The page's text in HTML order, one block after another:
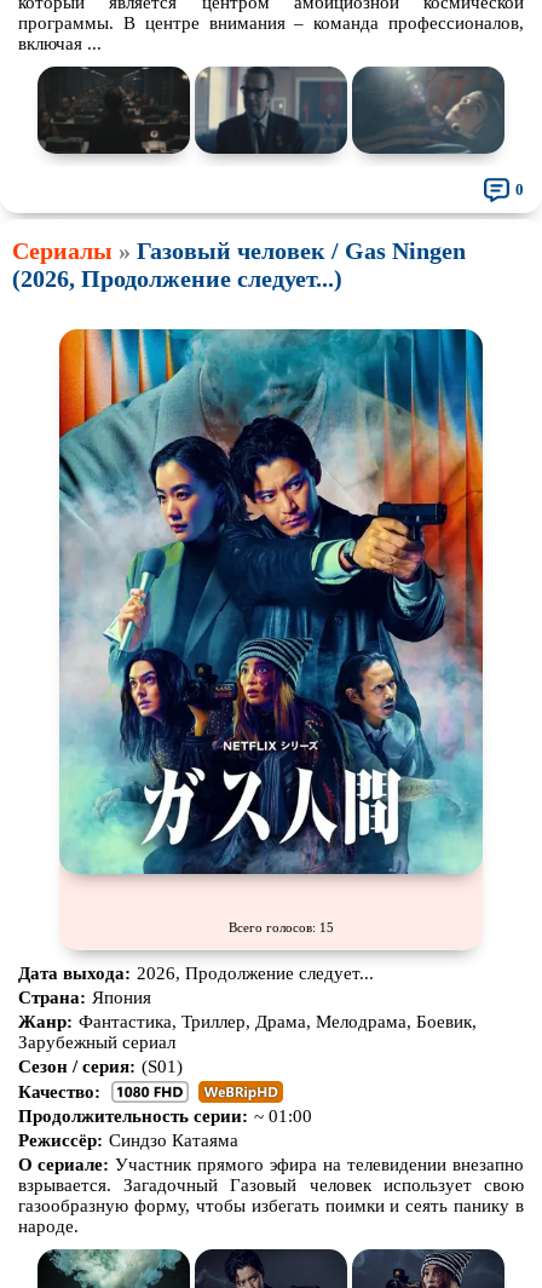
программы. В центре внимания – команда профессионалов,
включая ...
0
Сериалы » Газовый человек / Gas Ningen
(2026, Продолжение следует...)
Всего голосов: 15
Дата выхода: 2026, Продолжение следует...
Страна: Япония
Жанр: Фантастика, Триллер, Драма, Мелодрама, Боевик,
Зарубежный сериал
Сезон / серия: (S01)
Качество:
Продолжительность серии: ~ 01:00
Режиссёр: Синдзо Катаяма
О сериале: Участник прямого эфира на телевидении внезапно
взрывается. Загадочный Газовый человек использует свою
газообразную форму, чтобы избегать поимки и сеять панику в
народе.